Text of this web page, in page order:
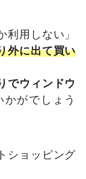
用しない」
外に出て買い
でウィンドウ
がでしょう
ショッピング